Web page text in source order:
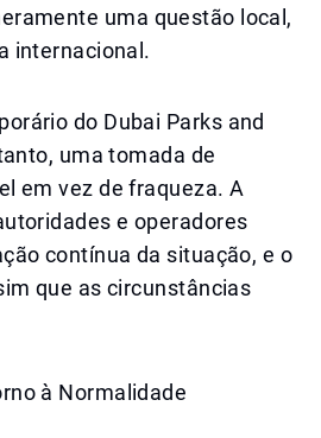
uma questão local,
internacional.
do Dubai Parks and
uma tomada de
em vez de fraqueza. A
e operadores
contínua da situação, e o
que as circunstâncias
à Normalidade